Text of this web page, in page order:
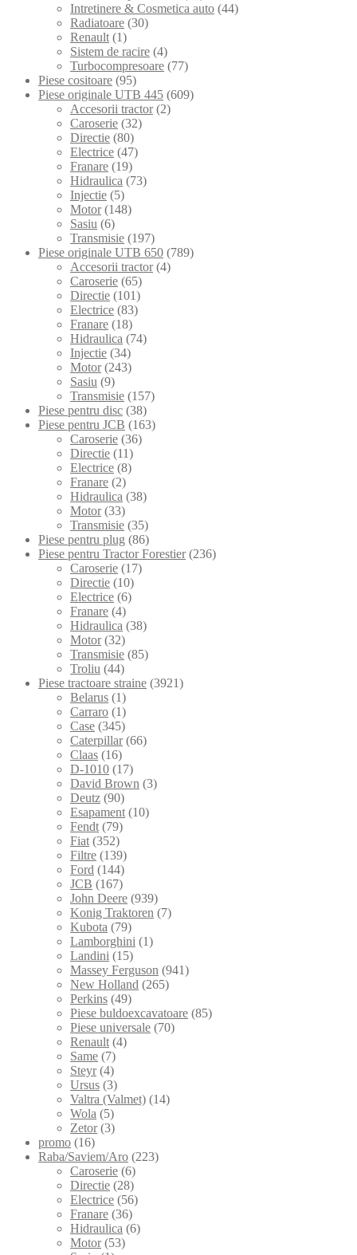
Intretinere & Cosmetica auto (44)
Radiatoare (30)
Renault (1)
Sistem de racire (4)
Turbocompresoare (77)
Piese cositoare (95)
Piese originale UTB 445 (609)
Accesorii tractor (2)
Caroserie (32)
Directie (80)
Electrice (47)
Franare (19)
Hidraulica (73)
Injectie (5)
Motor (148)
Sasiu (6)
Transmisie (197)
Piese originale UTB 650 (789)
Accesorii tractor (4)
Caroserie (65)
Directie (101)
Electrice (83)
Franare (18)
Hidraulica (74)
Injectie (34)
Motor (243)
Sasiu (9)
Transmisie (157)
Piese pentru disc (38)
Piese pentru JCB (163)
Caroserie (36)
Directie (11)
Electrice (8)
Franare (2)
Hidraulica (38)
Motor (33)
Transmisie (35)
Piese pentru plug (86)
Piese pentru Tractor Forestier (236)
Caroserie (17)
Directie (10)
Electrice (6)
Franare (4)
Hidraulica (38)
Motor (32)
Transmisie (85)
Troliu (44)
Piese tractoare straine (3921)
Belarus (1)
Carraro (1)
Case (345)
Caterpillar (66)
Claas (16)
D-1010 (17)
David Brown (3)
Deutz (90)
Esapament (10)
Fendt (79)
Fiat (352)
Filtre (139)
Ford (144)
JCB (167)
John Deere (939)
Konig Traktoren (7)
Kubota (79)
Lamborghini (1)
Landini (15)
Massey Ferguson (941)
New Holland (265)
Perkins (49)
Piese buldoexcavatoare (85)
Piese universale (70)
Renault (4)
Same (7)
Steyr (4)
Ursus (3)
Valtra (Valmet) (14)
Wola (5)
Zetor (3)
promo (16)
Raba/Saviem/Aro (223)
Caroserie (6)
Directie (28)
Electrice (56)
Franare (36)
Hidraulica (6)
Motor (53)